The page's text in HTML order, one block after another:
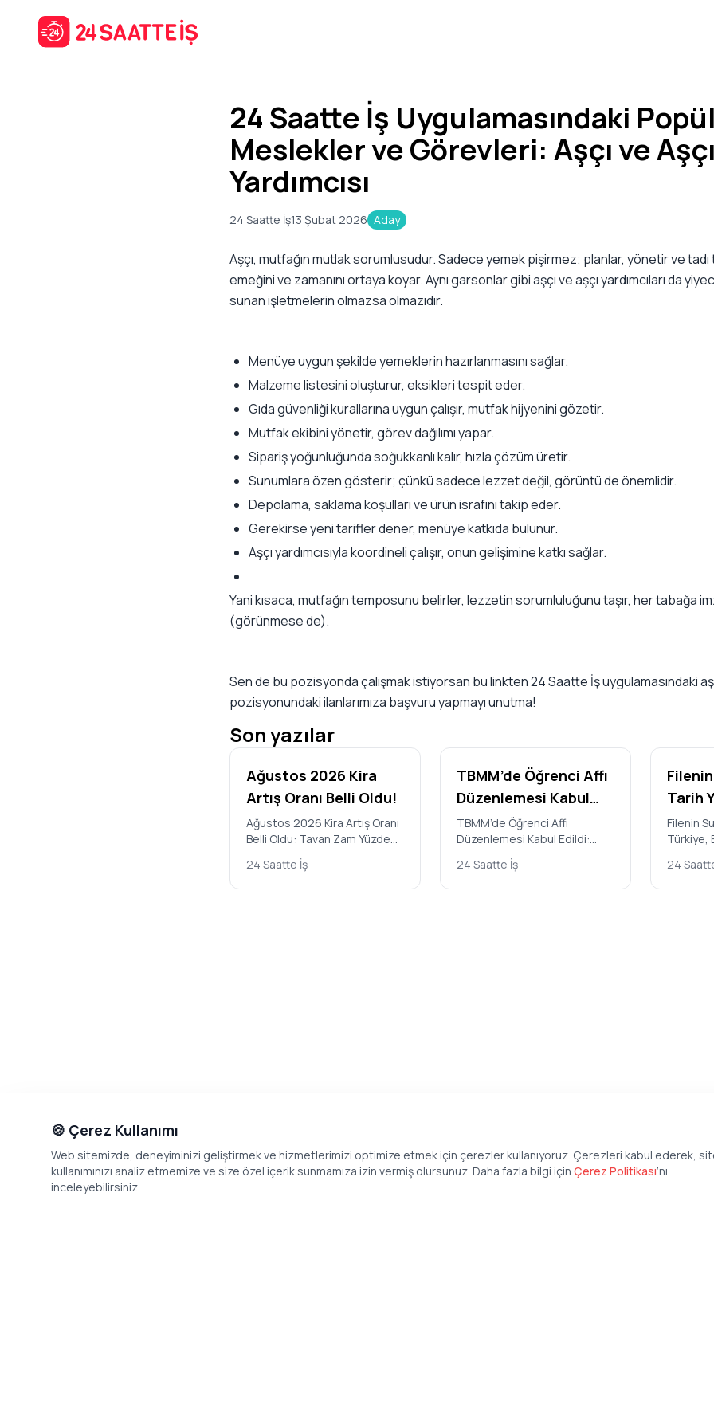
24 Saatte İş Uygulamasındaki
Meslekler ve Görevleri: Aşçı ve Aşçı
Yardımcısı
24 Saatte İş13 Şubat 2026 Aday
Aşçı, mutfağın mutlak sorumlusudur. Sadece yemek pişirmez; planlar, yönetir ve tadı
emeğini ve zamanını ortaya koyar. Aynı garsonlar gibi aşçı ve aşçı yardımcıları da
sunan işletmelerin olmazsa olmazıdır.
Menüye uygun şekilde yemeklerin hazırlanmasını sağlar.
Malzeme listesini oluşturur, eksikleri tespit eder.
Gıda güvenliği kurallarına uygun çalışır, mutfak hijyenini gözetir.
Mutfak ekibini yönetir, görev dağılımı yapar.
Sipariş yoğunluğunda soğukkanlı kalır, hızla çözüm üretir.
Sunumlara özen gösterir; çünkü sadece lezzet değil, görüntü de önemlidir.
Depolama, saklama koşulları ve ürün israfını takip eder.
Gerekirse yeni tarifler dener, menüye katkıda bulunur.
Aşçı yardımcısıyla koordineli çalışır, onun gelişimine katkı sağlar.
Yani kısaca, mutfağın temposunu belirler, lezzetin sorumluluğunu taşır, her tabağa
(görünmese de).
Sen de bu pozisyonda çalışmak istiyorsan bu linkten24 Saatte İş uygulamasındaki
pozisyonundaki ilanlarımıza başvuru yapmayı unutma!
Son yazılar
Ağustos 2026 Kira
Artış Oranı Belli Oldu!
Ağustos 2026 Kira Artış Oranı
Belli Oldu: Tavan Zam Yüzde
31,90 Türkiye İstatistik
Kurumu’nun (TÜİK) açıkladığı
Temmuz 2…
24 Saatte İş
TBMM’de Öğrenci Affı
Düzenlemesi Kabul
Edildi: Kimler
Yararlanabilecek,
Hangi Cezalar
Geliyor?
TBMM’de Öğrenci Affı
Düzenlemesi Kabul Edildi:
Kimler Yararlanabilecek, Hangi
Cezalar Geliyor? Türkiye
Büyük Millet Mecl…
24 Saatte İş
Tarih
2026
Filenin
Türkiye,
2026
V…
24
🍪 Çerez Kullanımı
Web sitemizde, deneyiminizi geliştirmek ve hizmetlerimizi optimize etmek için çerezler kullanıyoruz. Çerezleri kabul ederek,
kullanımınızı analiz etmemize ve size özel içerik sunmamıza izin vermiş olursunuz. Daha fazla bilgi için Çerez Politikası’nı
inceleyebilirsiniz.